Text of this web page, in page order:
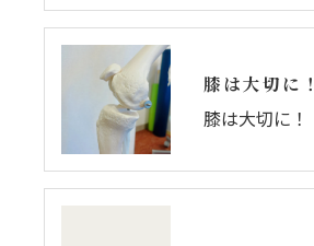
膝は大切に！
膝は大切に！